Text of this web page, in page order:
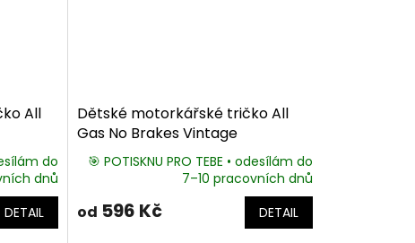
All
do
dnů
DETAIL
Dětské motorkářské tričko All
Gas No Brakes Vintage
🎯 POTISKNU PRO TEBE • odesílám do
7–10 pracovních dnů
od 596 Kč DETAIL